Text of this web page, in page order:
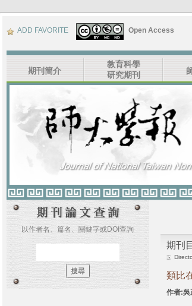
ADD FAVORITE Open Access
期刊簡介
教育科學
研究期刊
以作者名、篇名、關鍵字或DOI查詢
期刊
類比
作者:吳